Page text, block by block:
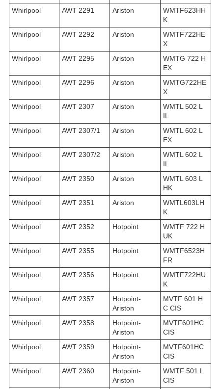
Whirlpool
AWT 2291 Ariston
WMTF623HH
K
Whirlpool
AWT 2292 Ariston
WMTF722HE
X
Whirlpool
AWT 2295 Ariston
WMTG 722 H
EX
Whirlpool
AWT 2296 Ariston
WMTG722HE
X
Whirlpool
AWT 2307 Ariston
WMTL 502 L
IL
Whirlpool
AWT 2307/1 Ariston
WMTL 602 L
EX
Whirlpool
AWT 2307/2 Ariston
WMTL 602 L
IL
Whirlpool
AWT 2350 Ariston
WMTL 603 L
HK
Whirlpool
AWT 2351 Ariston
WMTL603LH
K
Whirlpool
AWT 2352 Hotpoint
WMTF 722 H
UK
Whirlpool
AWT 2355 Hotpoint
WMTF6523H
FR
Whirlpool
AWT 2356 Hotpoint
WMTF722HU
K
Whirlpool
AWT 2357
Hotpoint-
Ariston
MVTF 601 H
C CIS
Whirlpool
AWT 2358
Hotpoint-
Ariston
MVTF601HC
CIS
Whirlpool
AWT 2359
Hotpoint-
Ariston
MVTF601HC
CIS
Whirlpool
AWT 2360
Hotpoint-
Ariston
WMTF 501 L
CIS